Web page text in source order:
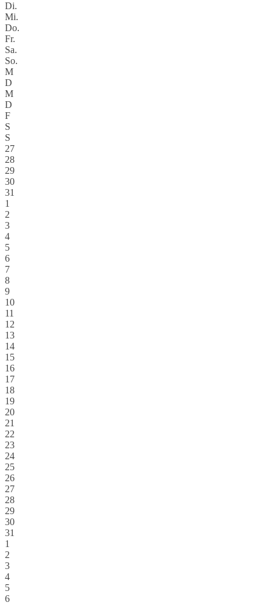
Di.
Mi.
Do.
Fr.
Sa.
So.
M
D
M
D
F
S
S
27
28
29
30
31
1
2
3
4
5
6
7
8
9
10
11
12
13
14
15
16
17
18
19
20
21
22
23
24
25
26
27
28
29
30
31
1
2
3
4
5
6